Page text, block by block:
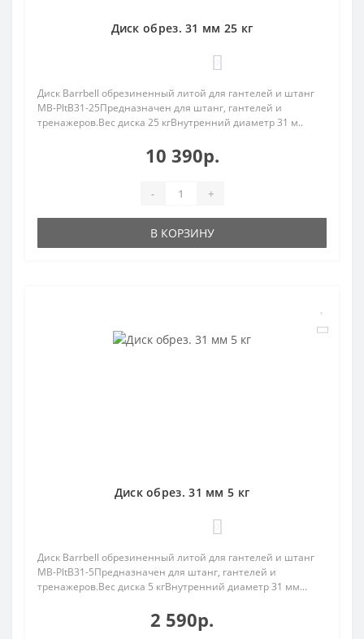
Диск обрез. 31 мм 25 кг
Диск Barrbell обрезиненный литой для гантелей и штанг
MB-PltB31-25Предназначен для штанг, гантелей и
тренажеров.Вес диска 25 кгВнутренний диаметр 31 м..
10 390р.
- +
В КОРЗИНУ
Диск обрез. 31 мм 5 кг
Диск Barrbell обрезиненный литой для гантелей и штанг
MB-PltB31-5Предназначен для штанг, гантелей и
тренажеров.Вес диска 5 кгВнутренний диаметр 31 мм...
2 590р.